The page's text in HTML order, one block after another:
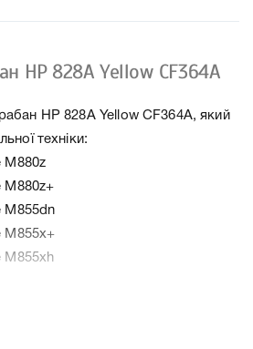
HP 828A Yellow CF364A
HP 828A Yellow CF364A, який
техніки:
M880z
M880z+
M855dn
M855x+
M855xh